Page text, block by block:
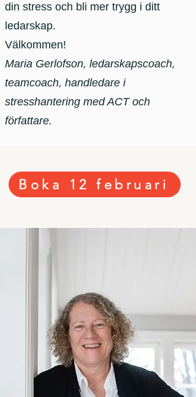
din stress och bli mer trygg i ditt
ledarskap.
Välkommen! ​
Maria Gerlofson, ledarskapscoach,
teamcoach, handledare i
stresshantering med ACT och
författare.
Boka 12 februari